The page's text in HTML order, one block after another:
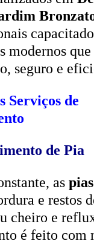
modernos
seguro e
Serviços de
de Pia
as
e restos
cheiro e
é feito com